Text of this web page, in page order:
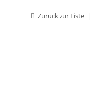
Zurück zur Liste